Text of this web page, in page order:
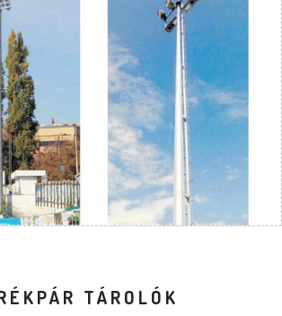
TÁROLÓK